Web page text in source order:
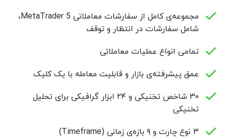
مجموعه‌ی کامل از سفارشات معاملاتی MetaTrader 5،
شامل سفارشات در انتظار و توقف
تمامی انواع عملیات معاملاتی
عمق پیشرفته‌ی بازار و قابلیت معامله با یک کلیک
۳۰ شاخص تخنیکی و ۲۴ ابزار گرافیکی برای تحلیل
تخنیکی
۳ نوع چارت و ۹ بازه‌ی زمانی (Timeframe)